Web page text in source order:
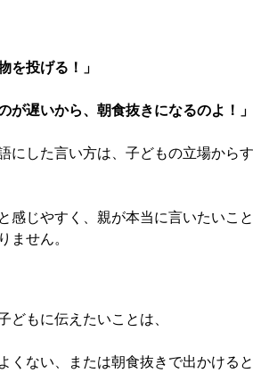
を投げる！」
が遅いから、朝食抜きになるのよ！」
にした言い方は、子どもの立場からす
感じやすく、親が本当に言いたいこと
ません。
どもに伝えたいことは、
くない、または朝食抜きで出かけると